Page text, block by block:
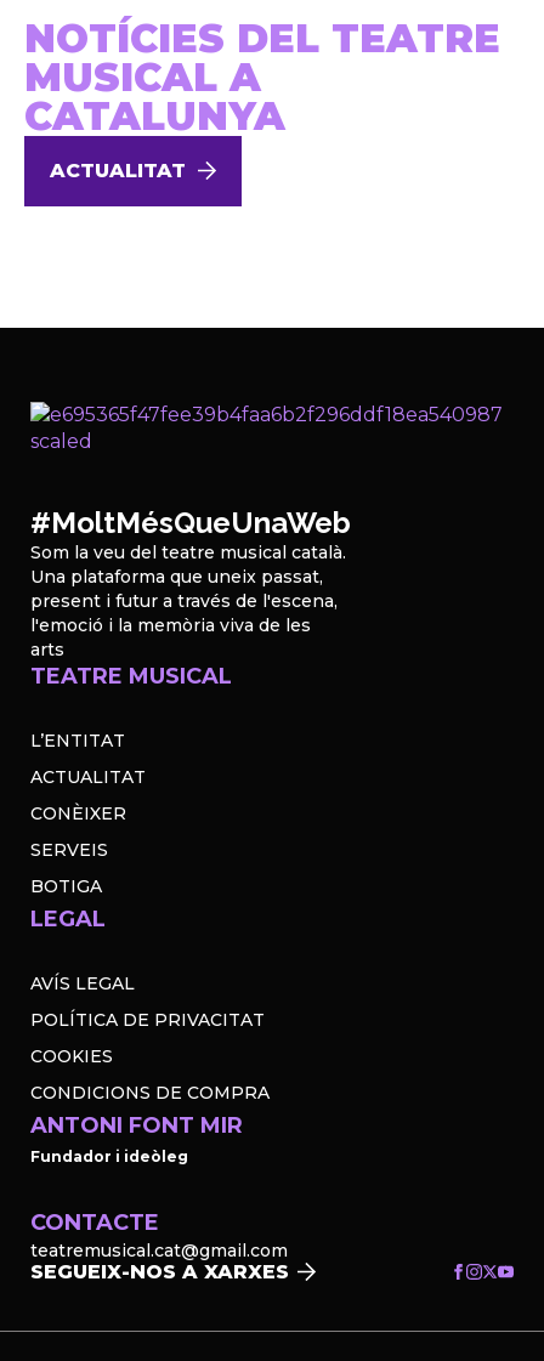
NOTÍCIES DEL TEATRE
MUSICAL A
CATALUNYA
ACTUALITAT
#MoltMésQueUnaWeb
Som la veu del teatre musical català.
Una plataforma que uneix passat,
present i futur a través de l'escena,
l'emoció i la memòria viva de les
arts
TEATRE MUSICAL
L’ENTITAT
ACTUALITAT
CONÈIXER
SERVEIS
BOTIGA
LEGAL
AVÍS LEGAL
POLÍTICA DE PRIVACITAT
COOKIES
CONDICIONS DE COMPRA
ANTONI FONT MIR
Fundador i ideòleg
CONTACTE
teatremusical.cat@gmail.com
SEGUEIX-NOS A XARXES